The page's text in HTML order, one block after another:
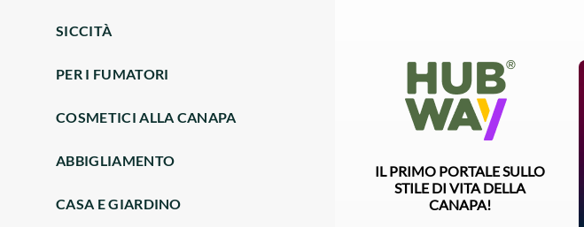
SICCITÀ
PER I FUMATORI
COSMETICI ALLA CANAPA
ABBIGLIAMENTO
CASA E GIARDINO
IL PRIMO PORTALE SULLO
STILE DI VITA DELLA
CANAPA!